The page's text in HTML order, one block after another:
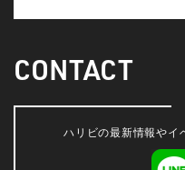
CONTACT
ハリビの最新情報やイ